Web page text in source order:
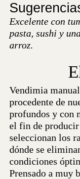
Excelente con
pasta, sushi y
arroz.
Vendimia
procedente de
profundos y con
el fin de producir
seleccionan los
dónde se
condiciones
Prensado a muy